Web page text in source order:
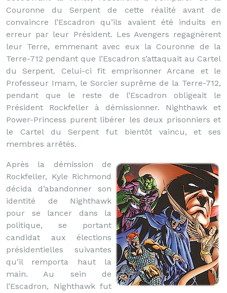
Couronne du Serpent de cette réalité avant de
convaincre l’Escadron qu’ils avaient été induits en
erreur par leur Président. Les Avengers regagnèrent
leur Terre, emmenant avec eux la Couronne de la
Terre-712 pendant que l’Escadron s’attaquait au Cartel
du Serpent. Celui-ci fit emprisonner Arcane et le
Professeur Imam, le Sorcier suprême de la Terre-712,
pendant que le reste de l’Escadron obligeait le
Président Rockfeller à démissionner. Nighthawk et
Power-Princess purent libérer les deux prisonniers et
le Cartel du Serpent fut bientôt vaincu, et ses
membres arrêtés.
Après la démission de
Rockfeller, Kyle Richmond
décida d’abandonner son
identité de Nighthawk
pour se lancer dans la
politique, se portant
candidat aux élections
présidentielles suivantes
qu’il remporta haut la
main. Au sein de
l’Escadron, Nighthawk fut